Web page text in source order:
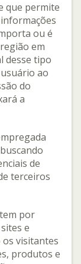
que permite
ou é
em
desse tipo
ao
do
a
de
terceiros
por
e
os visitantes
produtos e